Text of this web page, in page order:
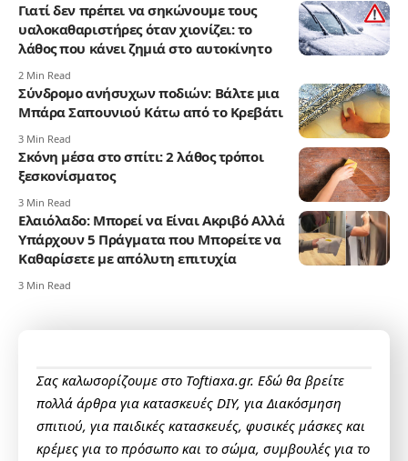
Γιατί δεν πρέπει να σηκώνουμε τους
υαλοκαθαριστήρες όταν χιονίζει: το
λάθος που κάνει ζημιά στο αυτοκίνητο
2 Min Read
Σύνδρομο ανήσυχων ποδιών: Βάλτε μια
Μπάρα Σαπουνιού Κάτω από το Κρεβάτι
3 Min Read
Σκόνη μέσα στο σπίτι: 2 λάθος τρόποι
ξεσκονίσματος
3 Min Read
Ελαιόλαδο: Μπορεί να Είναι Ακριβό Αλλά
Υπάρχουν 5 Πράγματα που Μπορείτε να
Καθαρίσετε με απόλυτη επιτυχία
3 Min Read
Σας καλωσορίζουμε στο Toftiaxa.gr. Εδώ θα βρείτε
πολλά άρθρα για κατασκευές DIY, για Διακόσμηση
σπιτιού, για παιδικές κατασκευές, φυσικές μάσκες και
κρέμες για το πρόσωπο και το σώμα, συμβουλές για το